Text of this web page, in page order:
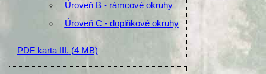
Úroveň B - rámcové okruhy
Úroveň C - doplňkové okruhy
PDF karta III. (4 MB)